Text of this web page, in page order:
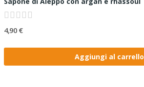
4,90 €
Aggiungi al carrello